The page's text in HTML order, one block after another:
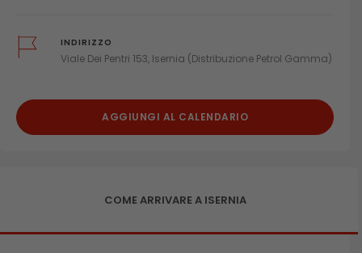
INDIRIZZO
Viale Dei Pentri 153, Isernia (Distribuzione Petrol Gamma)
AGGIUNGI AL CALENDARIO
COME ARRIVARE A ISERNIA